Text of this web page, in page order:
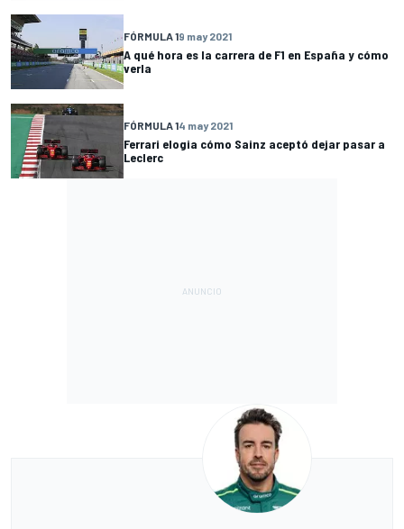
FÓRMULA 19 may 2021
A qué hora es la carrera de F1 en España y cómo
verla
FÓRMULA 14 may 2021
Ferrari elogia cómo Sainz aceptó dejar pasar a
Leclerc